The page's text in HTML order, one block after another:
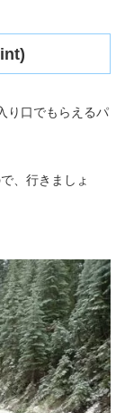
り口でもらえるパ
、行きましょ